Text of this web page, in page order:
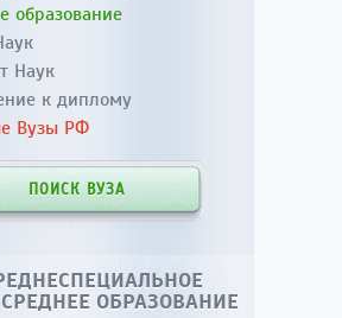
образование
Наук
к диплому
Вузы РФ
ПОИСК ВУЗА
ОБРАЗОВАНИЕ